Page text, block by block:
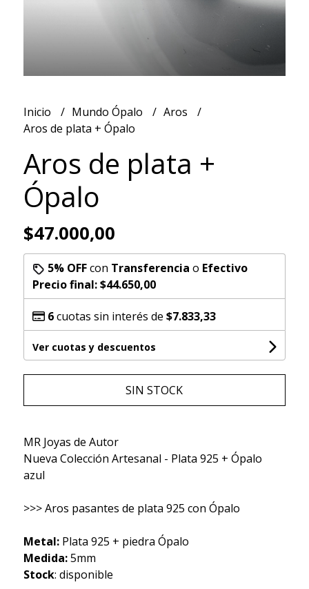
Inicio Mundo Ópalo
Aros
Aros de plata + Ópalo
Aros de plata +
Ópalo
$47.000,00
5% OFFcon Transferencia o Efectivo
Precio final:$44.650,00
6cuotas sin interés de $7.833,33
Ver cuotas y descuentos
SIN STOCK
MR Joyas de Autor
Nueva Colección Artesanal - Plata 925 + Ópalo
azul
>>> Aros pasantes de plata 925 con Ópalo
Metal: Plata 925 + piedra Ópalo
Medida:5mm
Stock: disponible